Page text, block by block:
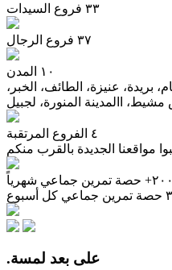
٣٣ فروع السيدات
٣٧ فروع الرجال
١٠
المدن
بريدة، عنيزة، الطائف، الخبر،
٤ الفروع المرتقبة
مواقعنا الجديدة بالقرب منكم
حصة تمرين جماعي شهرياً
.على بعد لمسة